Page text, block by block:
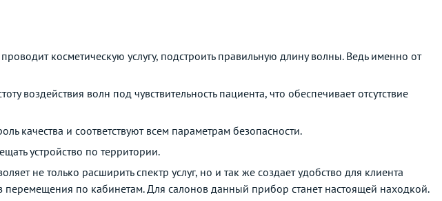
косметическую услугу, подстроить правильную длину волны. Ведь именно от
воздействия волн под чувствительность пациента, что обеспечивает отсутствие
качества и соответствуют всем параметрам безопасности.
устройство по территории.
не только расширить спектр услуг, но и так же создает удобство для клиента
перемещения по кабинетам. Для салонов данный прибор станет настоящей находкой.